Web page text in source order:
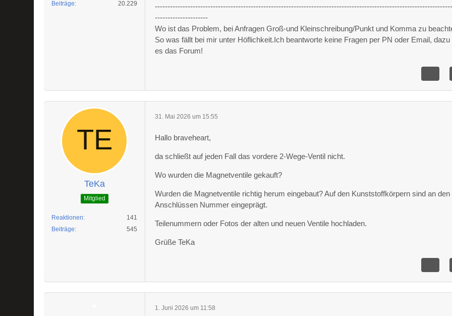
Beiträge
20.229
---------------------
Wo ist das Problem, bei Anfragen Groß-und Kleinschreibung/Punkt und Komma zu
So was fällt bei mir unter Höflichkeit.Ich beantworte keine Fragen per PN oder Email, dazu
es das Forum!
TeKa
Mitglied
Reaktionen
141
Beiträge
545
31. Mai 2026 um 15:55
Hallo braveheart,
da schließt auf jeden Fall das vordere 2-Wege-Ventil nicht.
Wo wurden die Magnetventile gekauft?
Wurden die Magnetventile richtig herum eingebaut? Auf den Kunststoffkörpern sind an den
Anschlüssen Nummer eingeprägt.
Teilenummern oder Fotos der alten und neuen Ventile hochladen.
Grüße TeKa
1. Juni 2026 um 11:58